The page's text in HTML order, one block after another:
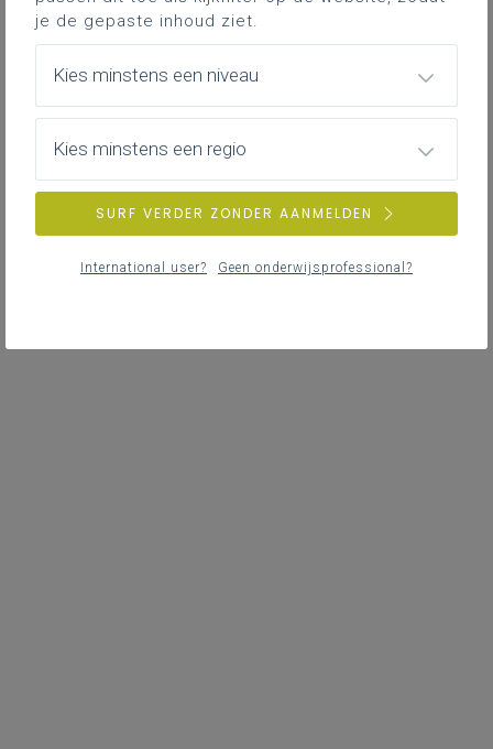
je de gepaste inhoud ziet.
Kies minstens een niveau
Kies minstens een regio
SURF VERDER ZONDER AANMELDEN
International user? Geen onderwijsprofessional?